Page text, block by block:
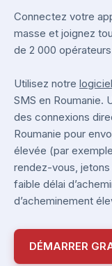
Connectez votre
masse et joignez
de 2 000
Utilisez notre
SMS en Roumanie.
des connexions
Roumanie pour
élevée (par
rendez-vous,
faible délai
d’acheminement
DÉMARRER